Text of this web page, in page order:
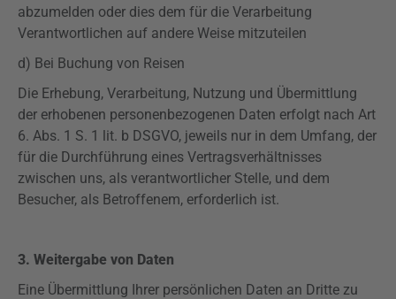
abzumelden oder dies dem für die Verarbeitung
Verantwortlichen auf andere Weise mitzuteilen
d) Bei Buchung von Reisen
Die Erhebung, Verarbeitung, Nutzung und Übermittlung
der erhobenen personenbezogenen Daten erfolgt nach Art
6. Abs. 1 S. 1 lit. b DSGVO, jeweils nur in dem Umfang, der
für die Durchführung eines Vertragsverhältnisses
zwischen uns, als verantwortlicher Stelle, und dem
Besucher, als Betroffenem, erforderlich ist.
3. Weitergabe von Daten
Eine Übermittlung Ihrer persönlichen Daten an Dritte zu